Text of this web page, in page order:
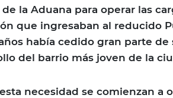
la Aduana para operar las
que ingresaban al reducido
había cedido gran parte
del barrio más joven de la
necesidad se comienzan a